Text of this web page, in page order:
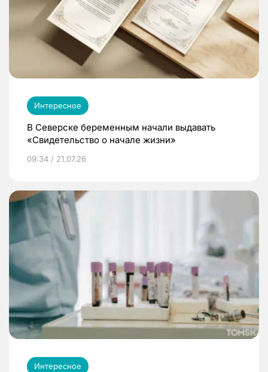
Интересное
В Северске беременным начали выдавать
«Свидетельство о начале жизни»
09:34 / 21.07.26
Интересное